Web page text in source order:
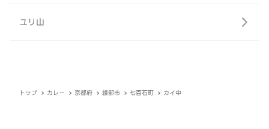
ユリ山
トップ カレー 京都府 綾部市 七百石町 カイ中